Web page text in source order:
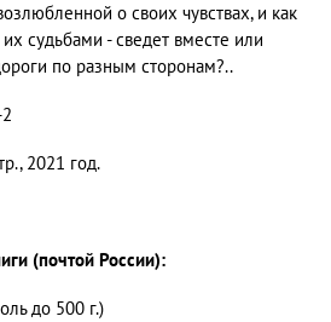
о своих чувствах, и как
судьбами - сведет вместе или
по разным сторонам?..
2021 год.
(почтой России):
до 500 г.)